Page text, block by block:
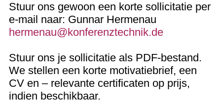
Stuur ons gewoon een korte sollicitatie per
e-mail naar: Gunnar Hermenau
hermenau@konferenztechnik.de
Stuur ons je sollicitatie als PDF-bestand.
We stellen een korte motivatiebrief, een
CV en – relevante certificaten op prijs,
indien beschikbaar.